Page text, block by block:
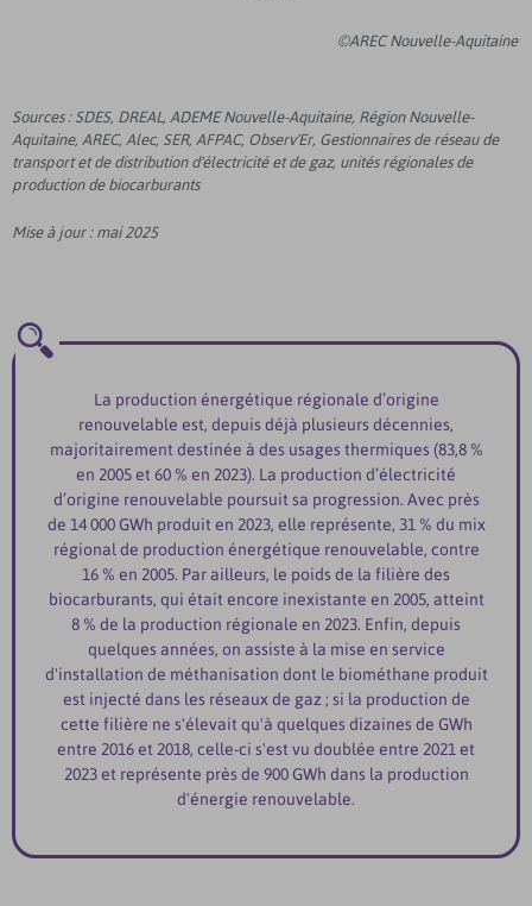
©AREC Nouvelle-Aquitaine
Sources : SDES, DREAL, ADEME Nouvelle-Aquitaine, Région Nouvelle-
Aquitaine, AREC, Alec, SER, AFPAC, Observ'Er, Gestionnaires de réseau de
transport et de distribution d'électricité et de gaz, unités régionales de
production de biocarburants
Mise à jour : mai 2025
La production énergétique régionale d’origine
renouvelable est, depuis déjà plusieurs décennies,
majoritairement destinée à des usages thermiques (83,8 %
en 2005 et 60 % en 2023). La production d’électricité
d’origine renouvelable poursuit sa progression. Avec près
de 14 000 GWh produit en 2023, elle représente, 31 % du mix
régional de production énergétique renouvelable, contre
16 % en 2005. Par ailleurs, le poids de la filière des
biocarburants, qui était encore inexistante en 2005, atteint
8 % de la production régionale en 2023. Enfin, depuis
quelques années, on assiste à la mise en service
d'installation de méthanisation dont le biométhane produit
est injecté dans les réseaux de gaz ; si la production de
cette filière ne s'élevait qu'à quelques dizaines de GWh
entre 2016 et 2018, celle-ci s'est vu doublée entre 2021 et
2023 et représente près de 900 GWh dans la production
d'énergie renouvelable.